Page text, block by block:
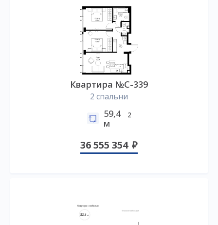
Квартира №C-339
2 спальни
59,4
м
2
36 555 354